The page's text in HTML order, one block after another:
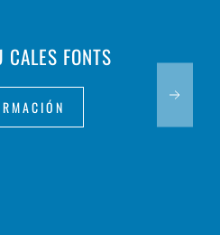
CALES FONTS